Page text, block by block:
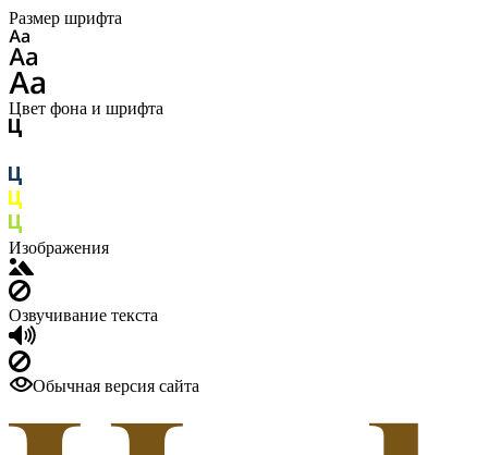
Размер шрифта
Цвет фона и шрифта
Изображения
Озвучивание текста
Обычная версия сайта